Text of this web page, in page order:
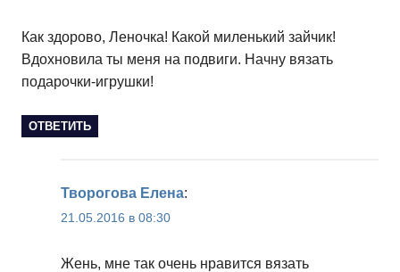
Как здорово, Леночка! Какой миленький зайчик!
Вдохновила ты меня на подвиги. Начну вязать
подарочки-игрушки!
ОТВЕТИТЬ
Творогова Елена:
21.05.2016 в 08:30
Жень, мне так очень нравится вязать